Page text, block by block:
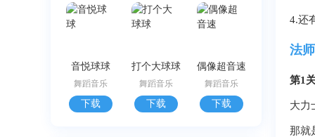
音悦球球
舞蹈音乐
下载
打个大球球
舞蹈音乐
下载
偶像超音速
舞蹈音乐
下载
4.还
法
第1
大力
那就